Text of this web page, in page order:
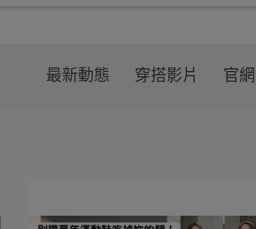
最新動態 穿搭影片 官